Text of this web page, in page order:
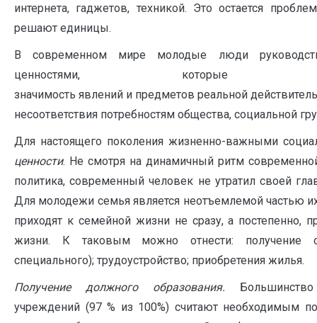
интернета, гаджетов, техникой. Это остается
решают единицы.
В современном мире молодые люди
ценностями, которые
значимость явлений и предметов реальной
несоответствия потребностям общества, социальной
Для настоящего поколения жизненно-важными
ценности. Не смотря на динамичный ритм
политика, современный человек не утратил своей
Для молодежи семья является неотъемлемой частью
приходят к семейной жизни не сразу, а постепенно,
жизни. К таковым можно отнести: получение
специального); трудоустройство; приобретения жилья.
Получение должного образования.
учреждений (97 % из 100%) считают необходимым